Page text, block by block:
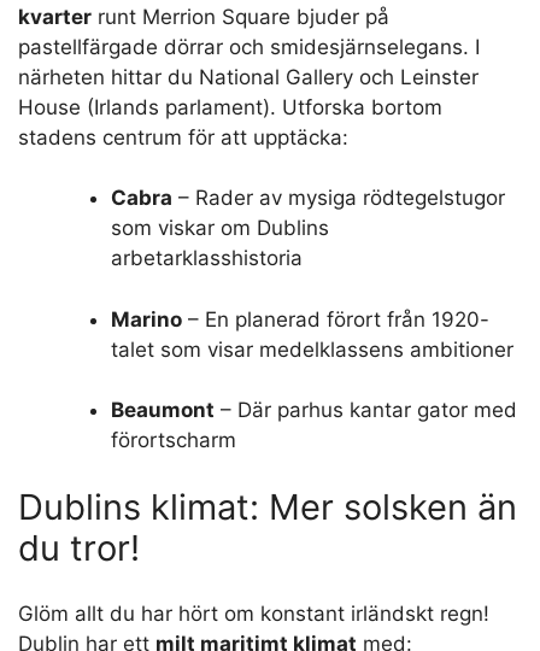
kvarter runt Merrion Square bjuder på
pastellfärgade dörrar och smidesjärnselegans. I
närheten hittar du National Gallery och Leinster
House (Irlands parlament). Utforska bortom
stadens centrum för att upptäcka:
Cabra – Rader av mysiga rödtegelstugor
som viskar om Dublins
arbetarklasshistoria
Marino– En planerad förort från 1920-
talet som visar medelklassens ambitioner
Beaumont – Där parhus kantar gator med
förortscharm
Dublins klimat: Mer solsken än
du tror!
Glöm allt du har hört om konstant irländskt regn!
Dublin har ett milt maritimt klimat med: